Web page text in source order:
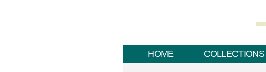
HOME COLLECTIONS